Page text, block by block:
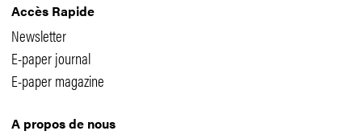
Accès Rapide
Newsletter
E-paper journal
E-paper magazine
A propos de nous